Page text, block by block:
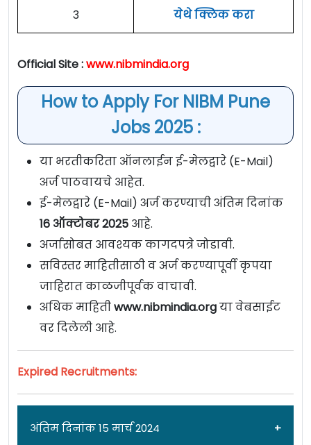
3 येथे क्लिक करा
Official Site :www.nibmindia.org
How to Apply For NIBM Pune
Jobs 2025 :
या भरतीकरिता ऑनलाईन ई-मेलद्वारे (E-Mail)
अर्ज पाठवायचे आहेत.
ई-मेलद्वारे (E-Mail) अर्ज करण्याची अंतिम दिनांक
16 ऑक्टोबर2025 आहे.
अर्जासोबत आवश्यक कागदपत्रे जोडावी.
सविस्तर माहितीसाठी व अर्ज करण्यापूर्वी कृपया
जाहिरात काळजीपूर्वक वाचावी.
अधिक माहितीwww.nibmindia.orgया वेबसाईट
वर दिलेली आहे.
Expired Recruitments:
अंतिम दिनांक 15 मार्च 2024